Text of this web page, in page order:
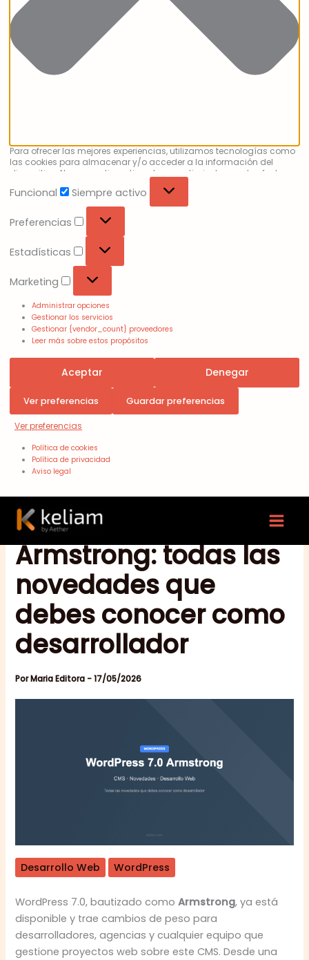
Para ofrecer las mejores experiencias, utilizamos tecnologías como
las cookies para almacenar y/o acceder a la información del
dispositivo. No consentir o retirar el consentimiento, puede afectar
Funcional Siempre activo
Preferencias
Estadísticas
Marketing
Administrar opciones
Gestionar los servicios
Gestionar {vendor_count} proveedores
Leer más sobre estos propósitos
Aceptar Denegar
Ver preferencias Guardar preferencias
Ver preferencias
Política de cookies
Política de privacidad
Aviso legal
WordPress 7.0
Armstrong: todas las
novedades que
debes conocer como
desarrollador
PorMaria Editora -17/05/2026
Desarrollo Web WordPress
WordPress 7.0, bautizado comoArmstrong, ya está
disponible y trae cambios de peso para
desarrolladores, agencias y cualquier equipo que
gestione proyectos web sobre este CMS. Desde una